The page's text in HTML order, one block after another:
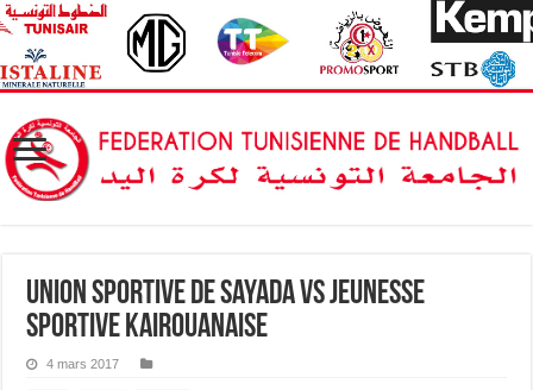
Union Sportive de Sayada vs Jeunesse
Sportive kairouanaise
4 mars 2017